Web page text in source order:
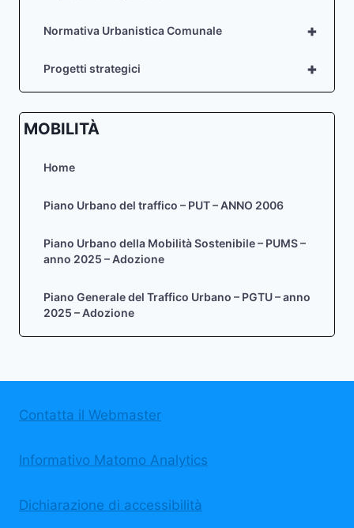
+
Normativa Urbanistica Comunale
+
Progetti strategici
MOBILITÀ
Home
Piano Urbano del traffico – PUT – ANNO 2006
Piano Urbano della Mobilità Sostenibile – PUMS –
anno 2025 – Adozione
Piano Generale del Traffico Urbano – PGTU – anno
2025 – Adozione
Contatta il Webmaster
Informativo Matomo Analytics
Dichiarazione di accessibilità